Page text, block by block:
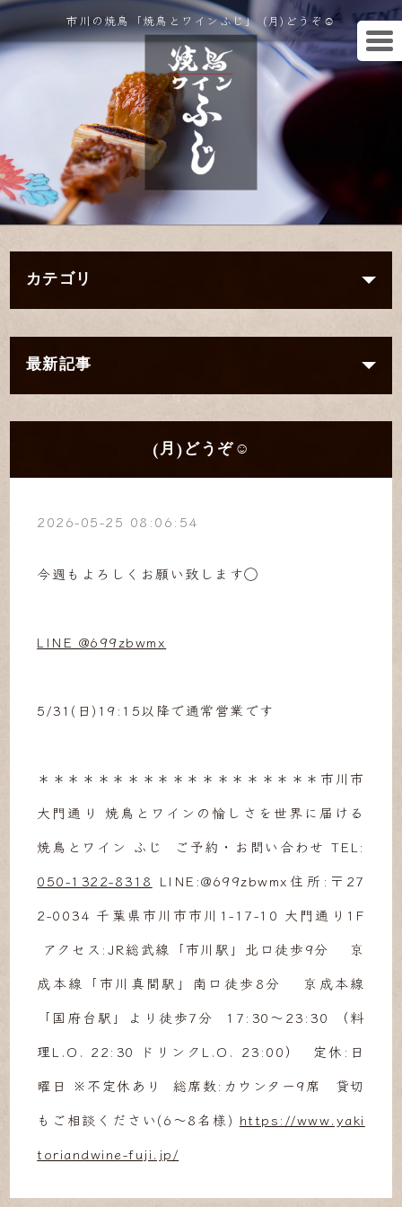
市川の焼鳥「焼鳥とワインふじ」 (月)どうぞ☺︎
カテゴリ
最新記事
(月)どうぞ☺︎
2026-05-25 08:06:54
今週もよろしくお願い致します◯
LINE @699zbwmx
5/31(日)19:15以降で通常営業です
＊＊＊＊＊＊＊＊＊＊＊＊＊＊＊＊＊＊＊市川市
大門通り 焼鳥とワインの愉しさを世界に届ける
焼鳥とワイン ふじ ご予約・お問い合わせ TEL:
050-1322-8318 LINE:@699zbwmx住所:〒27
2-0034 千葉県市川市市川1-17-10 大門通り1F
アクセス:JR総武線「市川駅」北口徒歩9分 京
成本線「市川真間駅」南口徒歩8分 京成本線
「国府台駅」より徒歩7分 17:30～23:30 （料
理L.O. 22:30 ドリンクL.O. 23:00） 定休:日
曜日 ※不定休あり 総席数:カウンター9席 貸切
もご相談ください(6〜8名様) https://www.yaki
toriandwine-fuji.jp/